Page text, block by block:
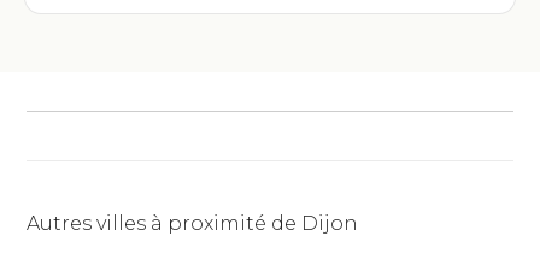
Autres villes à proximité de Dijon